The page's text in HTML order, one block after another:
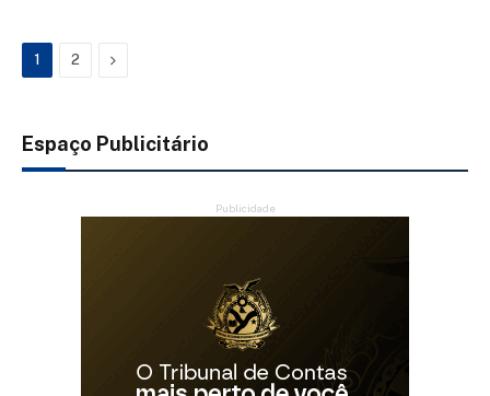
1 2 Next
Espaço Publicitário
Publicidade